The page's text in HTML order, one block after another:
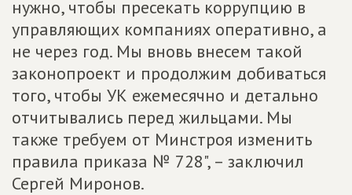
нужно, чтобы пресекать коррупцию в
управляющих компаниях оперативно, а
не через год. Мы вновь внесем такой
законопроект и продолжим добиваться
того, чтобы УК ежемесячно и детально
отчитывались перед жильцами. Мы
также требуем от Минстроя изменить
правила приказа № 728", – заключил
Сергей Миронов.